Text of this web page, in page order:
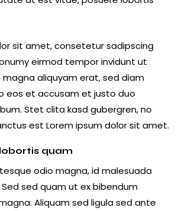
sit amet, consetetur sadipscing
eirmod tempor invidunt ut
aliquyam erat, sed diam
eos et accusam et justo duo
Stet clita kasd gubergren, no
est Lorem ipsum dolor sit amet.
quam
odio magna, id malesuada
sed quam ut ex bibendum
Aliquam sed ligula sed ante